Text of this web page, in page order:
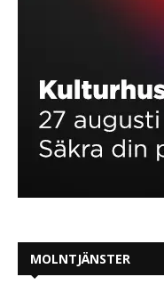
MOLNTJÄNSTER